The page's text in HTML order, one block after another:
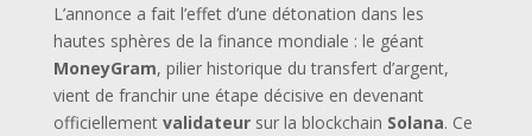
L’annonce a fait l’effet d’une détonation dans les
hautes sphères de la finance mondiale : le géant
MoneyGram, pilier historique du transfert d’argent,
vient de franchir une étape décisive en devenant
officiellement validateursur la blockchain Solana. Ce